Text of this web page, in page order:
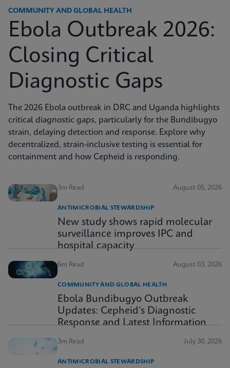
COMMUNITY AND GLOBAL HEALTH
Ebola Outbreak 2026:
Closing Critical
Diagnostic Gaps
The 2026 Ebola outbreak in DRC and Uganda highlights
critical diagnostic gaps, particularly for the Bundibugyo
strain, delaying detection and response. Explore why
decentralized, strain-inclusive testing is essential for
containment and how Cepheid is responding.
3m Read August 05, 2026
ANTIMICROBIAL STEWARDSHIP
New study shows rapid molecular
surveillance improves IPC and
hospital capacity
6m Read August 03, 2026
COMMUNITY AND GLOBAL HEALTH
Ebola Bundibugyo Outbreak
Updates: Cepheid’s Diagnostic
Response and Latest Information
3m Read July 30, 2026
ANTIMICROBIAL STEWARDSHIP